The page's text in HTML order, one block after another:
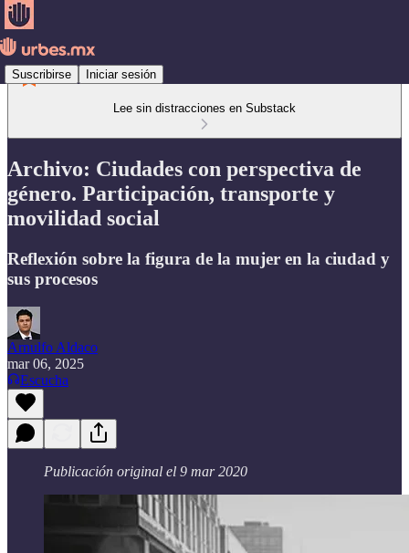
Suscribirse Iniciar sesión
Lee sin distracciones en Substack
Archivo: Ciudades con perspectiva de
género. Participación, transporte y
movilidad social
Reflexión sobre la figura de la mujer en la ciudad y
sus procesos
Arnulfo Aldaco
mar 06, 2025
Escucha
Publicación original el 9 mar 2020